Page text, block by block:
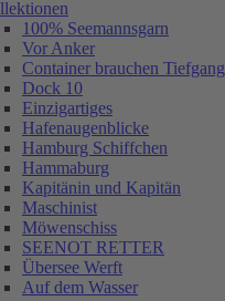
100% Seemannsgarn
Vor Anker
Container brauchen Tiefgang
Dock 10
Einzigartiges
Hafenaugen­blicke
Hamburg Schiffchen
Hammaburg
Kapitänin und Kapitän
Maschinist
Möwenschiss
SEENOT RETTER
Übersee Werft
Auf dem Wasser